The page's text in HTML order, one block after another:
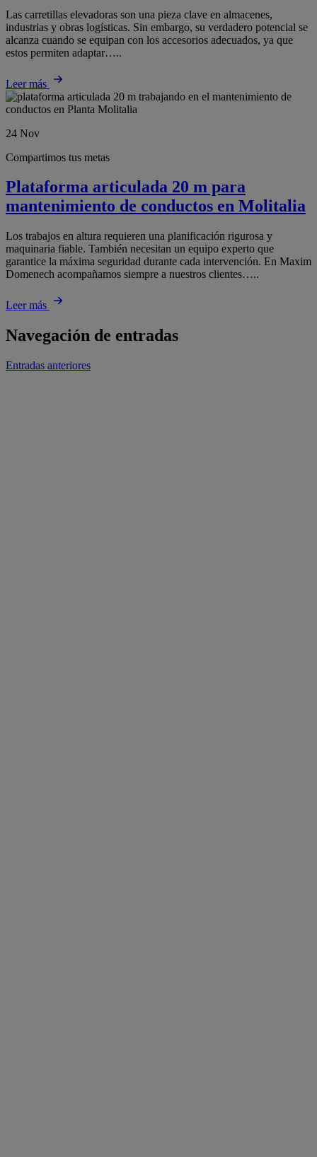
Las carretillas elevadoras son una pieza clave en almacenes,
industrias y obras logísticas. Sin embargo, su verdadero potencial se
alcanza cuando se equipan con los accesorios adecuados, ya que
estos permiten adaptar…..
Leer más
24 Nov
Compartimos tus metas
Plataforma articulada 20 m para
mantenimiento de conductos en Molitalia
Los trabajos en altura requieren una planificación rigurosa y
maquinaria fiable. También necesitan un equipo experto que
garantice la máxima seguridad durante cada intervención. En Maxim
Domenech acompañamos siempre a nuestros clientes…..
Leer más
Navegación de entradas
Entradas anteriores